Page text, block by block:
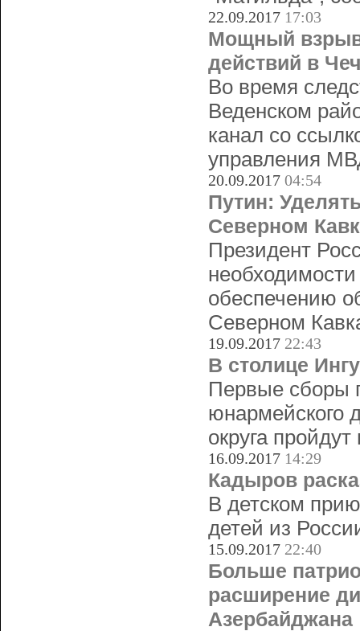
22.09.2017 17:03
Мощный взрыв
действий в
Во время
Веденском
канал со
управления
20.09.2017 04:54
Путин:
Северном
Президент
обеспечению
Северном
19.09.2017 22:43
В столице
Первые сборы
юнармейского
округа
16.09.2017 14:29
Кадыров
В детском
детей из
15.09.2017 22:40
Больше
расширение
Азербайджана